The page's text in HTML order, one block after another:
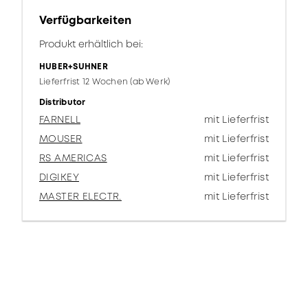
Verfügbarkeiten
Produkt erhältlich bei:
HUBER+SUHNER
Lieferfrist 12 Wochen (ab Werk)
Distributor
FARNELL
mit Lieferfrist
MOUSER
mit Lieferfrist
RS AMERICAS
mit Lieferfrist
DIGIKEY
mit Lieferfrist
MASTER ELECTR.
mit Lieferfrist